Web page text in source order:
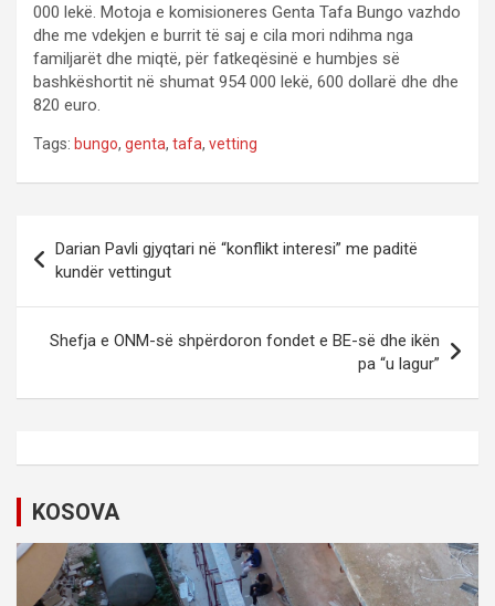
000 lekë. Motoja e komisioneres Genta Tafa Bungo vazhdo
dhe me vdekjen e burrit të saj e cila mori ndihma nga
familjarët dhe miqtë, për fatkeqësinë e humbjes së
bashkëshortit në shumat 954 000 lekë, 600 dollarë dhe dhe
820 euro.
Tags: bungo, genta, tafa, vetting
s
a
a
Darian Pavli gjyqtari në “konflikt interesi” me paditë
kundër vettingut
Shefja e ONM-së shpërdoron fondet e BE-së dhe ikën
pa “u lagur”
KOSOVA